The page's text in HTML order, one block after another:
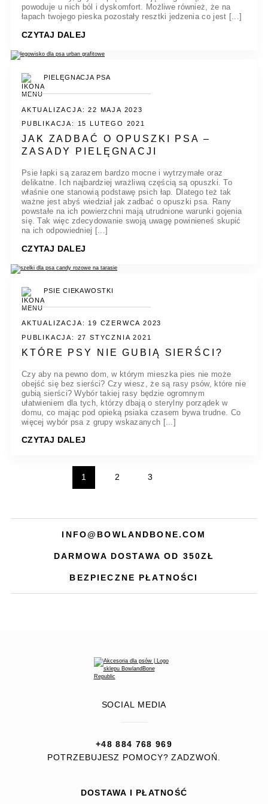
powoduje u nich ból i dyskomfort. Możliwe również, że na
łapach twojego pieska pozostały resztki jedzenia co jest [...]
CZYTAJ DALEJ
PIELĘGNACJA PSA
AKTUALIZACJA: 22 MAJA 2023
PUBLIKACJA: 15 LUTEGO 2021
JAK ZADBAĆ O OPUSZKI PSA –
ZASADY PIELĘGNACJI
Psie łapki są zarazem bardzo mocne i wytrzymałe oraz
delikatne. Ich najbardziej wrażliwą częścią są opuszki. To
właśnie one stanowią podstawę psich łap. Dlatego też tak
ważne jest abyś wiedział jak zadbać o opuszki psa. Rany
powstałe na ich powierzchni mają utrudnione warunki gojenia
się. Tak więc zdecydowanie swoją uwagę powinieneś skupić
na ich odpowiedniej [...]
CZYTAJ DALEJ
PSIE CIEKAWOSTKI
AKTUALIZACJA: 19 CZERWCA 2023
PUBLIKACJA: 27 STYCZNIA 2021
KTÓRE PSY NIE GUBIĄ SIERŚCI?
Czy aby na pewno dom, w którym mieszka pies nie może
obejść się bez sierści? Czy wiesz, że są rasy psów, które nie
gubią sierści? Wybór takiej rasy będzie ogromnym
ułatwieniem dla tych, którzy dbają o sterylny porządek w
domu, co mając pod opieką psiaka czasem bywa trudne. Co
więcej wybór psa z grupy wskazanych [...]
CZYTAJ DALEJ
1 2 3
INFO@BOWLANDBONE.COM
DARMOWA DOSTAWA OD 350ZŁ
BEZPIECZNE PŁATNOŚCI
SOCIAL MEDIA
+48 884 768 969
POTRZEBUJESZ POMOCY? ZADZWOŃ.
DOSTAWA I PŁATNOŚĆ